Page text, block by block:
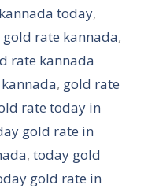
today,
gold rate kannada,
rate kannada
, gold rate
rate today in
gold rate in
, today gold
gold rate in